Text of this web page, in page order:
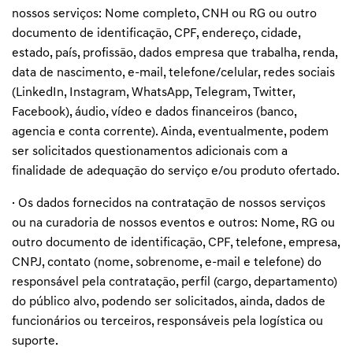
nossos serviços: Nome completo, CNH ou RG ou outro
documento de identificação, CPF, endereço, cidade,
estado, país, profissão, dados empresa que trabalha, renda,
data de nascimento, e-mail, telefone/celular, redes sociais
(LinkedIn, Instagram, WhatsApp, Telegram, Twitter,
Facebook), áudio, vídeo e dados financeiros (banco,
agencia e conta corrente). Ainda, eventualmente, podem
ser solicitados questionamentos adicionais com a
finalidade de adequação do serviço e/ou produto ofertado.
· Os dados fornecidos na contratação de nossos serviços
ou na curadoria de nossos eventos e outros: Nome, RG ou
outro documento de identificação, CPF, telefone, empresa,
CNPJ, contato (nome, sobrenome, e-mail e telefone) do
responsável pela contratação, perfil (cargo, departamento)
do público alvo, podendo ser solicitados, ainda, dados de
funcionários ou terceiros, responsáveis pela logística ou
suporte.